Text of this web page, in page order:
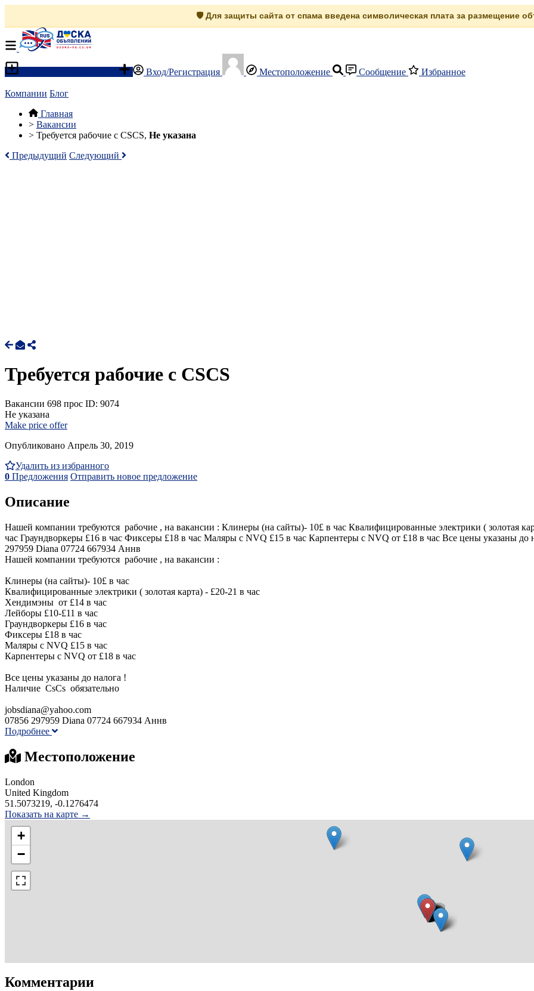
🛡️ Для защиты сайта от спама введена символическая плата за размещение
Вход/Регистрация Местоположение Сообщение Избранное
Компании Блог
Главная
> Вакансии
> Требуется рабочие с CSCS, Не указана
Предыдущий Следующий
Требуется рабочие с CSCS
Вакансии 698 прос ID: 9074
Не указана
Make price offer
Опубликовано Апрель 30, 2019
Удалить из избранного
0 Предложения Отправить новое предложение
Описание
Нашей компании требуются рабочие , на вакансии : Клинеры (на сайты)- 10£ в час Квалифицированные электрики ( золотая
час Граундворкеры £16 в час Фиксеры £18 в час Маляры с NVQ £15 в час Карпентеры с NVQ от £18 в час Все цены указаны до
297959 Diana 07724 667934 Аннв
Нашей компании требуются рабочие , на вакансии :
Клинеры (на сайты)- 10£ в час
Квалифицированные электрики ( золотая карта) - £20-21 в час
Хендимэны от £14 в час
Лейборы £10-£11 в час
Граундворкеры £16 в час
Фиксеры £18 в час
Маляры с NVQ £15 в час
Карпентеры с NVQ от £18 в час
Все цены указаны до налога !
Наличие CsCs обязательно
jobsdiana@yahoo.com
07856 297959 Diana 07724 667934 Аннв
Подробнее
Местоположение
London
United Kingdom
51.5073219, -0.1276474
Показать на карте →
+
−
Комментарии